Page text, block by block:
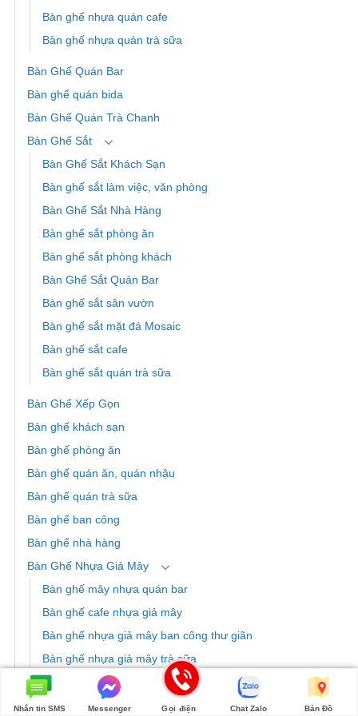
Bàn ghế nhựa quán cafe
Bàn ghế nhựa quán trà sữa
Bàn Ghế Quán Bar
Bàn ghế quán bida
Bàn Ghế Quán Trà Chanh
Bàn Ghế Sắt
Bàn Ghế Sắt Khách Sạn
Bàn ghế sắt làm việc, văn phòng
Bàn Ghế Sắt Nhà Hàng
Bàn ghế sắt phòng ăn
Bàn ghế sắt phòng khách
Bàn Ghế Sắt Quán Bar
Bàn ghế sắt sân vườn
Bàn ghế sắt mặt đá Mosaic
Bàn ghế sắt cafe
Bàn ghế sắt quán trà sữa
Bàn Ghế Xếp Gọn
Bàn ghế khách sạn
Bàn ghế phòng ăn
Bàn ghế quán ăn, quán nhậu
Bàn ghế quán trà sữa
Bàn ghế ban công
Bàn ghế nhà hàng
Bàn Ghế Nhựa Giả Mây
Bàn ghế mây nhựa quán bar
Bàn ghế cafe nhựa giả mây
Bàn ghế nhựa giả mây ban công thư giãn
Bàn ghế nhựa giả mây trà sữa
Sofa Bản Đồ
Chat Zalo
Gọi điện
Messenger
Nhắn tin SMS